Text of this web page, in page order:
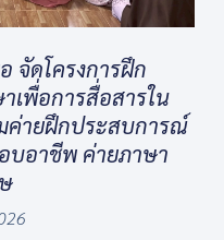
จัดโครงการฝึก
เพื่อการสื่อสารใน
ค่ายฝึกประสบการณ์
บอาชีพ ค่ายภาษา